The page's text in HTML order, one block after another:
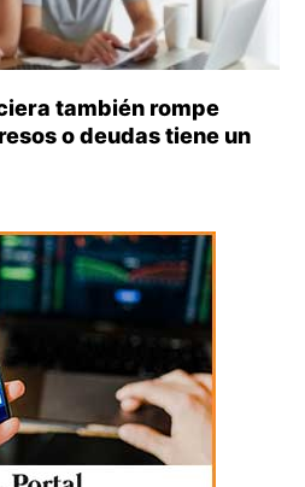
también rompe
o deudas tiene un